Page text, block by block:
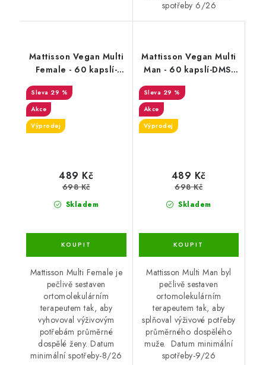
spotřeby 6/26
Mattisson Vegan Multi
Female - 60 kapslí-
29 %
Akce
Výprodej
Skladem
489 Kč
698 Kč
Mattisson Multi Female je
pečlivě sestaven
ortomolekulárním
terapeutem tak, aby
vyhovoval výživovým
potřebám průměrné
dospělé ženy. Datum
minimální spotřeby-8/26
Mattisson Vegan Multi
Man - 60 kapslí-DMS-
29 %
Akce
Výprodej
Skladem
489 Kč
698 Kč
Mattisson Multi Man byl
pečlivě sestaven
ortomolekulárním
terapeutem tak, aby
splňoval výživové potřeby
průměrného dospělého
muže. Datum minimální
spotřeby-9/26